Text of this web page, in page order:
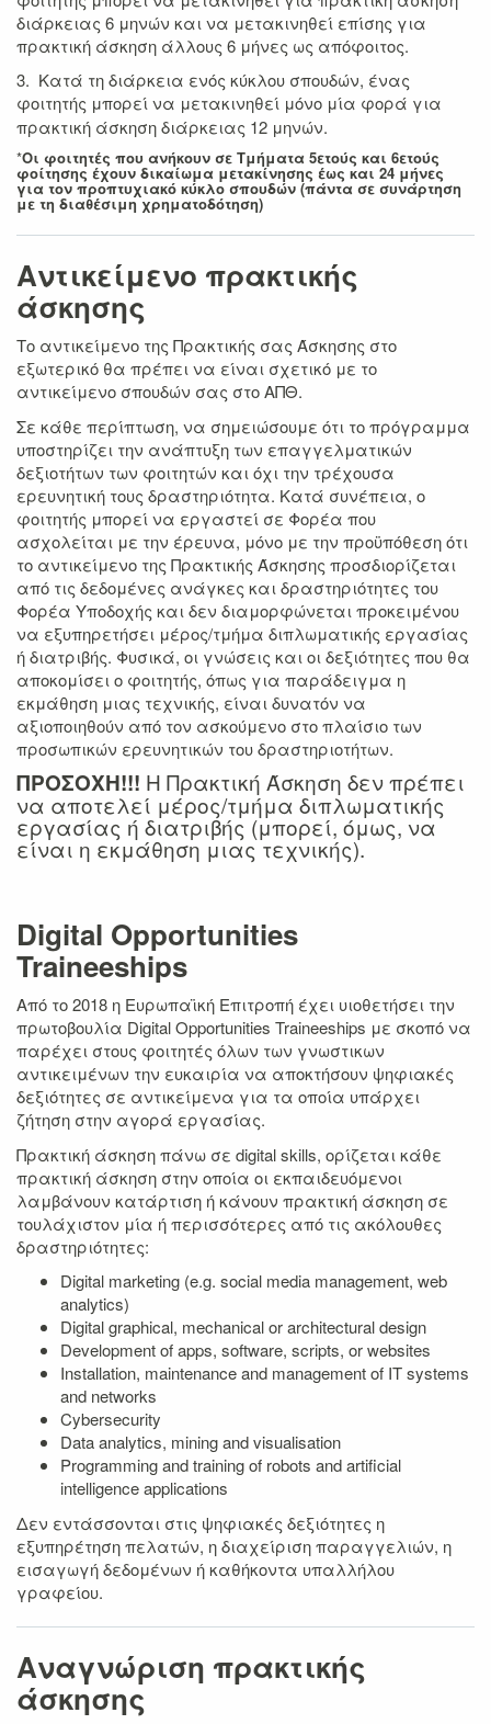
διάρκειας 6 μηνών και να μετακινηθεί επίσης για
πρακτική άσκηση άλλους 6 μήνες ως απόφοιτος.
3. Κατά τη διάρκεια ενός κύκλου σπουδών, ένας
φοιτητής μπορεί να μετακινηθεί μόνο μία φορά για
πρακτική άσκηση διάρκειας 12 μηνών.
*Οι φοιτητές που ανήκουν σε Τμήματα 5ετούς και 6ετούς
φοίτησης έχουν δικαίωμα μετακίνησης έως και 24 μήνες
για τον προπτυχιακό κύκλο σπουδών (πάντα σε συνάρτηση
με τη διαθέσιμη χρηματοδότηση)
Αντικείμενο πρακτικής
άσκησης
Το αντικείμενο της Πρακτικής σας Άσκησης στο
εξωτερικό θα πρέπει να είναι σχετικό με το
αντικείμενο σπουδών σας στο ΑΠΘ.
Σε κάθε περίπτωση, να σημειώσουμε ότι το πρόγραμμα
υποστηρίζει την ανάπτυξη των επαγγελματικών
δεξιοτήτων των φοιτητών και όχι την τρέχουσα
ερευνητική τους δραστηριότητα. Κατά συνέπεια, ο
φοιτητής μπορεί να εργαστεί σε Φορέα που
ασχολείται με την έρευνα, μόνο με την προϋπόθεση ότι
το αντικείμενο της Πρακτικής Άσκησης προσδιορίζεται
από τις δεδομένες ανάγκες και δραστηριότητες του
Φορέα Υποδοχής και δεν διαμορφώνεται προκειμένου
να εξυπηρετήσει μέρος/τμήμα διπλωματικής εργασίας
ή διατριβής. Φυσικά, οι γνώσεις και οι δεξιότητες που θα
αποκομίσει ο φοιτητής, όπως για παράδειγμα η
εκμάθηση μιας τεχνικής, είναι δυνατόν να
αξιοποιηθούν από τον ασκούμενο στο πλαίσιο των
προσωπικών ερευνητικών του δραστηριοτήτων.
ΠΡΟΣΟΧΗ!!! Η Πρακτική Άσκηση δεν πρέπει
να αποτελεί μέρος/τμήμα διπλωματικής
εργασίας ή διατριβής (μπορεί, όμως, να
είναι η εκμάθηση μιας τεχνικής).
Digital Opportunities
Traineeships
Από το 2018 η Ευρωπαϊκή Επιτροπή έχει υιοθετήσει την
πρωτοβουλία Digital Opportunities Traineeships με σκοπό να
παρέχει στους φοιτητές όλων των γνωστικων
αντικειμένων την ευκαιρία να αποκτήσουν ψηφιακές
δεξιότητες σε αντικείμενα για τα οποία υπάρχει
ζήτηση στην αγορά εργασίας.
Πρακτική άσκηση πάνω σε digital skills, ορίζεται κάθε
πρακτική άσκηση στην οποία οι εκπαιδευόμενοι
λαμβάνουν κατάρτιση ή κάνουν πρακτική άσκηση σε
τουλάχιστον μία ή περισσότερες από τις ακόλουθες
δραστηριότητες:
Digital marketing (e.g. social media management, web
analytics)
Digital graphical, mechanical or architectural design
Development of apps, software, scripts, or websites
Installation, maintenance and management of IT systems
and networks
Cybersecurity
Data analytics, mining and visualisation
Programming and training of robots and artificial
intelligence applications
Δεν εντάσσονται στις ψηφιακές δεξιότητες η
εξυπηρέτηση πελατών, η διαχείριση παραγγελιών, η
εισαγωγή δεδομένων ή καθήκοντα υπαλλήλου
γραφείου.
Αναγνώριση πρακτικής
άσκησης